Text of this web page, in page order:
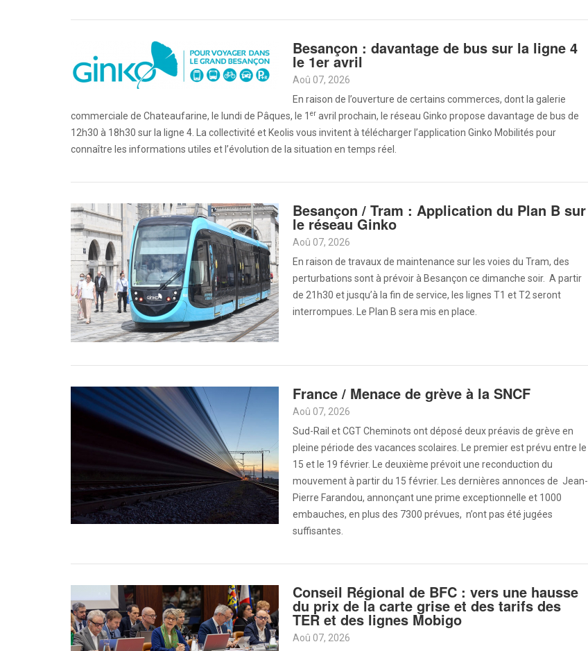
Besançon : davantage de bus sur la ligne 4
le 1er avril
Aoû 07, 2026
En raison de l’ouverture de certains commerces, dont la galerie
commerciale de Chateaufarine, le lundi de Pâques, le 1 er avril prochain, le réseau Ginko propose davantage de bus de
12h30 à 18h30 sur la ligne 4. La collectivité et Keolis vous invitent à télécharger l’application Ginko Mobilités pour
connaître les informations utiles et l’évolution de la situation en temps réel.
Besançon / Tram : Application du Plan B sur
le réseau Ginko
Aoû 07, 2026
En raison de travaux de maintenance sur les voies du Tram, des
perturbations sont à prévoir à Besançon ce dimanche soir. A partir
de 21h30 et jusqu’à la fin de service, les lignes T1 et T2 seront
interrompues. Le Plan B sera mis en place.
France / Menace de grève à la SNCF
Aoû 07, 2026
Sud-Rail et CGT Cheminots ont déposé deux préavis de grève en
pleine période des vacances scolaires. Le premier est prévu entre le
15 et le 19 février. Le deuxième prévoit une reconduction du
mouvement à partir du 15 février. Les dernières annonces de Jean-
Pierre Farandou, annonçant une prime exceptionnelle et 1000
embauches, en plus des 7300 prévues, n’ont pas été jugées
suffisantes.
Conseil Régional de BFC : vers une hausse
du prix de la carte grise et des tarifs des
TER et des lignes Mobigo
Aoû 07, 2026